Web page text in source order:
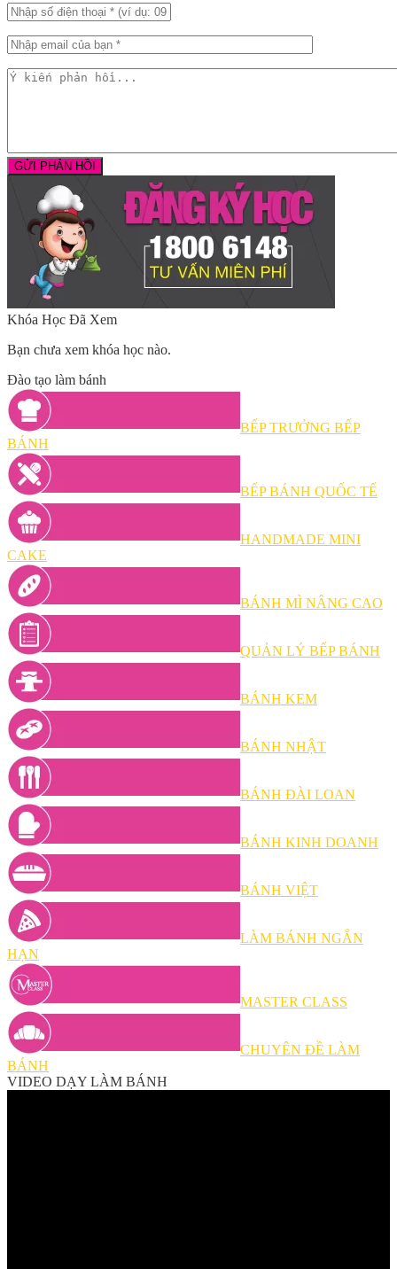
Khóa Học Đã Xem
Bạn chưa xem khóa học nào.
Đào tạo làm bánh
BẾP TRƯỞNG BẾP
BÁNH
BẾP BÁNH QUỐC TẾ
HANDMADE MINI
CAKE
BÁNH MÌ NÂNG CAO
QUẢN LÝ BẾP BÁNH
BÁNH KEM
BÁNH NHẬT
BÁNH ĐÀI LOAN
BÁNH KINH DOANH
BÁNH VIỆT
LÀM BÁNH NGẮN
HẠN
MASTER CLASS
CHUYÊN ĐỀ LÀM
BÁNH
VIDEO DẠY LÀM BÁNH